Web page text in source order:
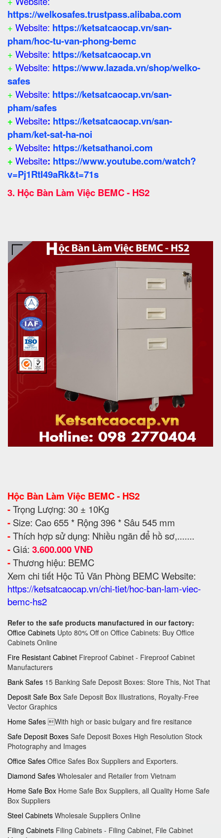
https://welkosafes.trustpass.alibaba.com
+ Website: https://ketsatcaocap.vn/san-
pham/hoc-tu-van-phong-bemc
+ Website: https://ketsatcaocap.vn
+ Website: https://www.lazada.vn/shop/welko-
safes
+ Website: https://ketsatcaocap.vn/san-
pham/safes
+ Website: https://ketsatcaocap.vn/san-
pham/ket-sat-ha-noi
+ Website: https://ketsathanoi.com
+ Website: https://www.youtube.com/watch?
v=Pj1RtI49aRk&t=71s
3. Hộc Bàn Làm Việc BEMC - HS2
Hộc Bàn Làm Việc BEMC - HS2
-Trọng Lượng: 30 ± 10Kg
- Size: Cao 655 * Rộng 396 * Sâu 545 mm
-Thích hợp sử dụng: Nhiều ngăn để hồ sơ,.......
- Giá: 3.600.000 VNĐ
-Thương hiệu: BEMC
Xem chi tiết Hộc Tủ Văn Phòng BEMC Website:
https://ketsatcaocap.vn/chi-tiet/hoc-ban-lam-viec-
bemc-hs2
Refer to the safe products manufactured in our factory:
Office Cabinets Upto 80% Off on Office Cabinets: Buy Office
Cabinets Online
Fire Resistant Cabinet Fireproof Cabinet - Fireproof Cabinet
Manufacturers
Bank Safes 15 Banking Safe Deposit Boxes: Store This, Not That
Deposit Safe Box Safe Deposit Box Illustrations, Royalty-Free
Vector Graphics
Home Safes With high or basic bulgary and fire resitance
Safe Deposit Boxes Safe Deposit Boxes High Resolution Stock
Photography and Images
Office Safes Office Safes Box Suppliers and Exporters.
Diamond Safes Wholesaler and Retailer from Vietnam
Home Safe Box Home Safe Box Suppliers, all Quality Home Safe
Box Suppliers
Steel Cabinets Wholesale Suppliers Online
Filing Cabinets Filing Cabinets - Filing Cabinet, File Cabinet